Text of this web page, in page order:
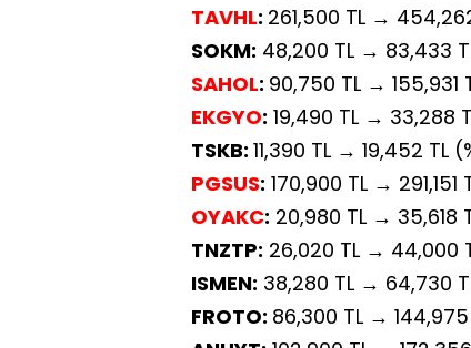
TAVHL: 261,500 TL →
SOKM: 48,200 TL → 83,433
SAHOL: 90,750 TL → 155,931
EKGYO: 19,490 TL → 33,288
TSKB: 11,390 TL → 19,452 TL
PGSUS: 170,900 TL → 291,151
OYAKC: 20,980 TL → 35,618
TNZTP: 26,020 TL → 44,000
ISMEN: 38,280 TL → 64,730
FROTO: 86,300 TL →